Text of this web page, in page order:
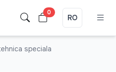
0
RO
speciala